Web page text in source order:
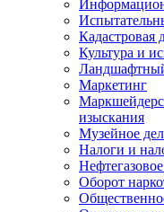
Кадастровая
Культура и
Маркетинг
изыскания
Музейное
Налоги и
Оборот